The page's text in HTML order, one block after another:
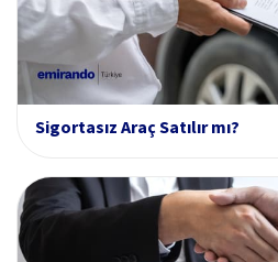
Sigortasız Araç Satılır mı?